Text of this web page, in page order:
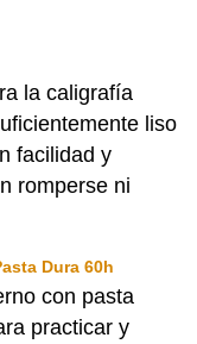
la caligrafía
liso
facilidad y
romperse ni
Dura 60h
con pasta
practicar y